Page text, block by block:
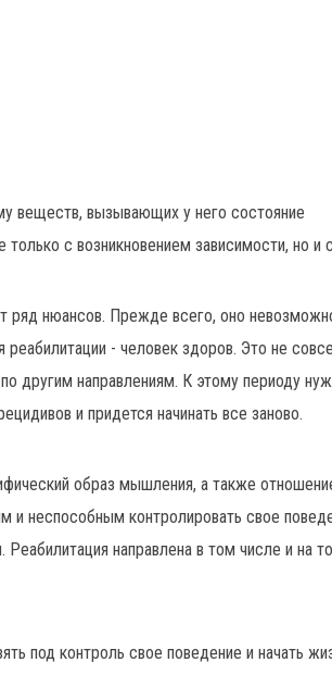
веществ, вызывающих у него состояние
с возникновением зависимости, но и с
ряд нюансов. Прежде всего, оно
- человек здоров. Это не
другим направлениям. К этому периоду
и придется начинать все заново.
образ мышления, а также
и неспособным контролировать свое
направлена в том числе и на
под контроль свое поведение и начать